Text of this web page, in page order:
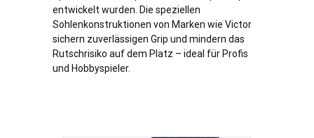
entwickelt wurden. Die speziellen
Sohlenkonstruktionen von Marken wie Victor
sichern zuverlässigen Grip und mindern das
Rutschrisiko auf dem Platz – ideal für Profis
und Hobbyspieler.